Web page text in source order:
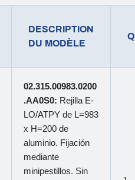
DESCRIPTION
DU MODÈLE
02.315.00983.0200
.AA0S0: Rejilla E-
LO/ATPY de L=983
x H=200 de
aluminio. Fijación
mediante
minipestillos. Sin